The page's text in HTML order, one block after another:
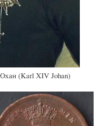
(Karl XIV Johan)